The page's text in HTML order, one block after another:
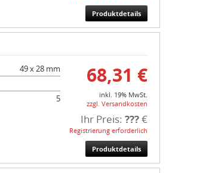
Produktdetails
68,31 €
inkl. 19% MwSt.
zzgl. Versandkosten
Ihr Preis: ???€
Registrierung erforderlich
Produktdetails
49 x 28 mm
5